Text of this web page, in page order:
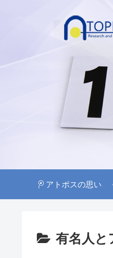
アトポスの思い
有名人と